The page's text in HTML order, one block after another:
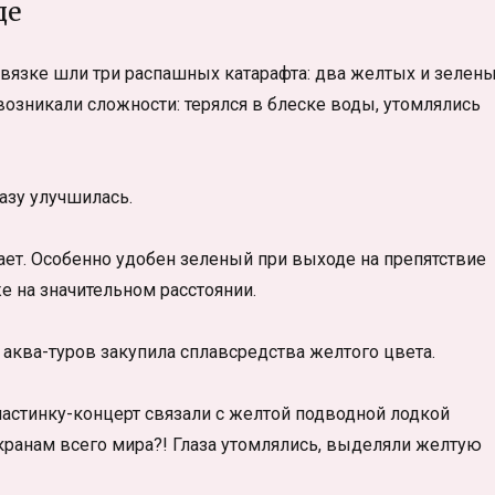
шли три распашных катарафта: два желтых и
сложности: терялся в блеске воды, утомлялись
улучшилась.
Особенно удобен зеленый при выходе на препятствие
значительном расстоянии.
туров закупила сплавсредства желтого цвета.
концерт связали с желтой подводной лодкой
всего мира?! Глаза утомлялись, выделяли желтую